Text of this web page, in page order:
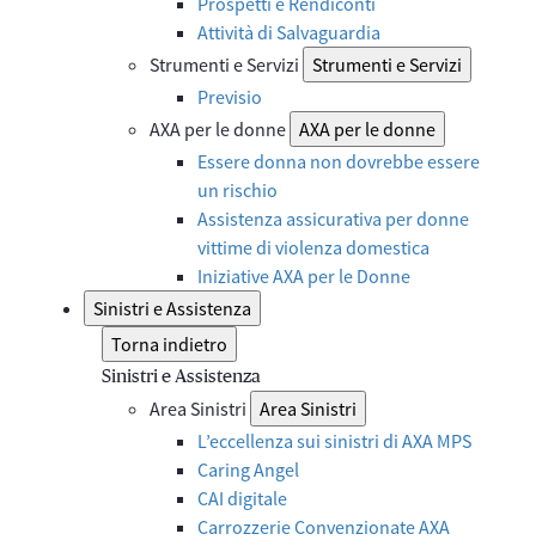
Attività di Salvaguardia
Strumenti e Servizi Strumenti e Servizi
Previsio
AXA per le donne AXA per le donne
Essere donna non dovrebbe essere
un rischio
Assistenza assicurativa per donne
vittime di violenza domestica
Iniziative AXA per le Donne
Sinistri e Assistenza
Torna indietro
Sinistri e Assistenza
Area Sinistri Area Sinistri
L’eccellenza sui sinistri di AXA MPS
Caring Angel
CAI digitale
Carrozzerie Convenzionate AXA